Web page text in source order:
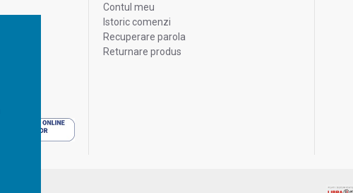
Contul meu
Istoric comenzi
Recuperare parola
Returnare produs